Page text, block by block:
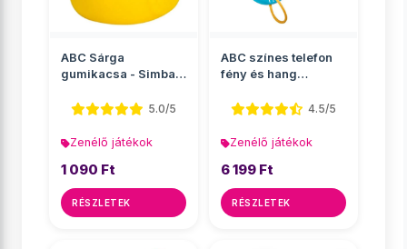
ABC Sárga
gumikacsa - Simba
5.0/5
Zenélő játékok
1 090 Ft
RÉSZLETEK
ABC színes telefon
fény és hang
Toys
4.5/5
Zenélő játékok
6 199 Ft
RÉSZLETEK